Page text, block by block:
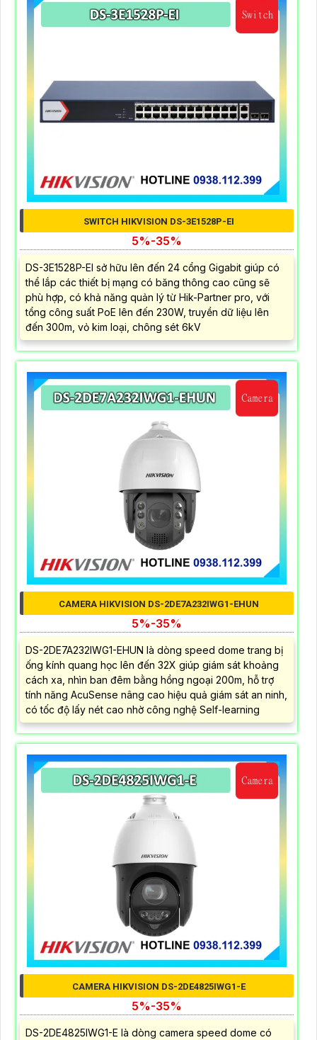
SWITCH HIKVISION DS-3E1528P-EI
5%-35%
DS-3E1528P-EI sở hữu lên đến 24 cổng Gigabit giúp có
thể lắp các thiết bị mạng có băng thông cao cũng sẽ
phù hợp, có khả năng quản lý từ Hik-Partner pro, với
tổng công suất PoE lên đến 230W, truyền dữ liệu lên
đến 300m, vỏ kim loại, chông sét 6kV
CAMERA HIKVISION DS-2DE7A232IWG1-EHUN
5%-35%
DS-2DE7A232IWG1-EHUN là dòng speed dome trang bị
ống kính quang học lên đến 32X giúp giám sát khoảng
cách xa, nhìn ban đêm bằng hồng ngoại 200m, hỗ trợ
tính năng AcuSense nâng cao hiệu quả giám sát an ninh,
có tốc độ lấy nét cao nhờ công nghệ Self-learning
CAMERA HIKVISION DS-2DE4825IWG1-E
5%-35%
DS-2DE4825IWG1-E là dòng camera speed dome có